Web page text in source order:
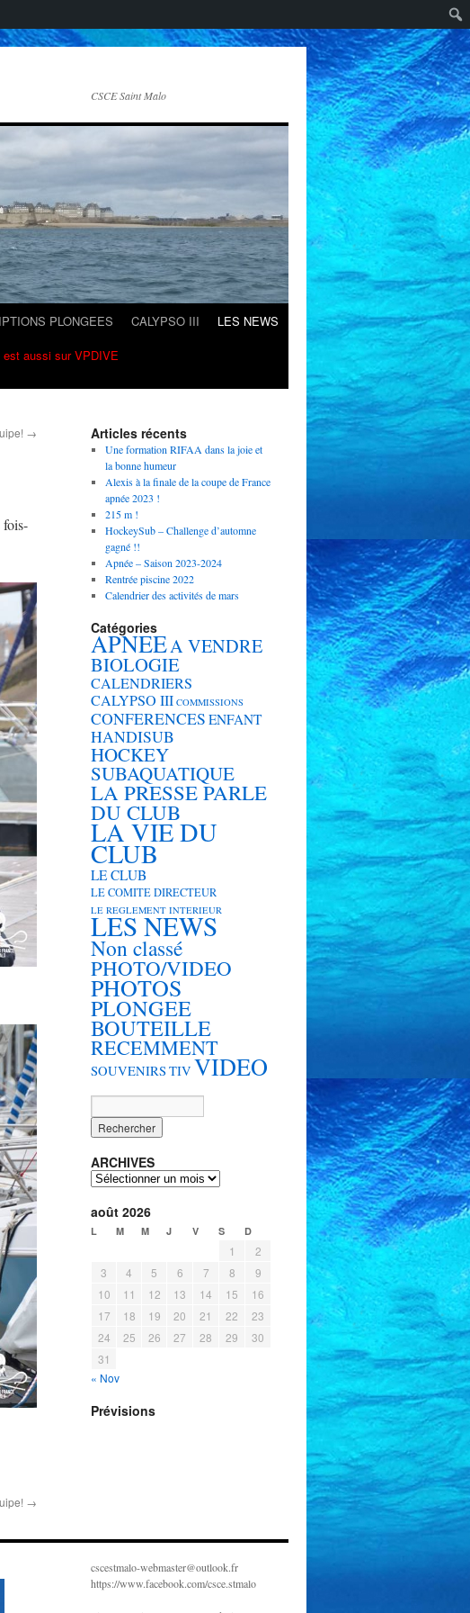
CSCE Saint Malo
PLONGEES CALYPSO III
LES NEWS
est aussi sur VPDIVE
→
fois-
→
Articles récents
Une formation RIFAA dans la joie et
la bonne humeur
Alexis à la finale de la coupe de France
apnée 2023 !
215 m !
HockeySub – Challenge d’automne
gagné !!
Apnée – Saison 2023-2024
Rentrée piscine 2022
Calendrier des activités de mars
Catégories
APNEEA VENDRE
BIOLOGIE
CALENDRIERS
CALYPSO III COMMISSIONS
CONFERENCES ENFANT
HANDISUB
HOCKEY
SUBAQUATIQUE
LA PRESSE PARLE
DU CLUB
LA VIE DU
CLUB
LE CLUB
LE COMITE DIRECTEUR
LE REGLEMENT INTERIEUR
LES NEWS
Non classé
PHOTO/VIDEO
PHOTOS
PLONGEE
BOUTEILLE
RECEMMENT
SOUVENIRSTIV VIDEO
ARCHIVES
ARCHIVES
août 2026
L M M J V S D
1
2
3
4 5 6 7 8
9
10
11 12 13 14 15
16
17
18 19 20 21 22
23
24
25 26 27 28 29
30
31
« Nov
Prévisions
cscestmalo-webmaster@outlook.fr
https://www.facebook.com/csce.stmalo